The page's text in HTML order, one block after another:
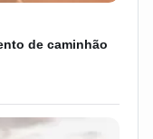
de caminhão